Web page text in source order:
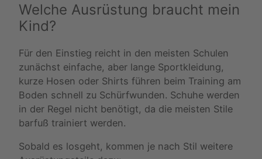
Welche Ausrüstung braucht mein
Kind?
Für den Einstieg reicht in den meisten Schulen
zunächst einfache, aber lange Sportkleidung,
kurze Hosen oder Shirts führen beim Training am
Boden schnell zu Schürfwunden. Schuhe werden
in der Regel nicht benötigt, da die meisten Stile
barfuß trainiert werden.
Sobald es losgeht, kommen je nach Stil weitere